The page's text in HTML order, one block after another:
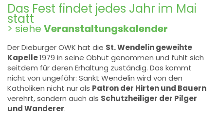
Das Fest findet jedes Jahr im Mai
statt
> siehe Veranstaltungskalender
Der Dieburger OWK hat die St. Wendelin geweihte
Kapelle1979 in seine Obhut genommen und fühlt sich
seitdem für deren Erhaltung zuständig. Das kommt
nicht von ungefähr: Sankt Wendelin wird von den
Katholiken nicht nur als Patron der Hirten und Bauern
verehrt, sondern auch als Schutzheiliger der Pilger
und Wanderer.